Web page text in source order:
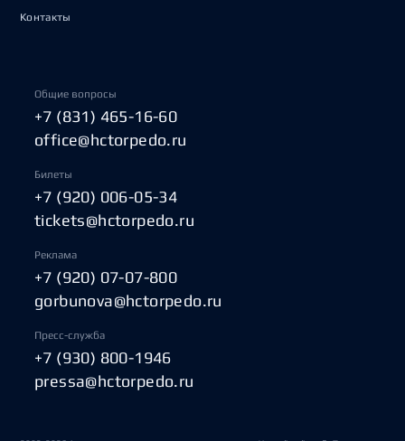
Контакты
Общие вопросы
+7 (831) 465-16-60
office@hctorpedo.ru
Билеты
+7 (920) 006-05-34
tickets@hctorpedo.ru
Реклама
+7 (920) 07-07-800
gorbunova@hctorpedo.ru
Пресс-служба
+7 (930) 800-1946
pressa@hctorpedo.ru